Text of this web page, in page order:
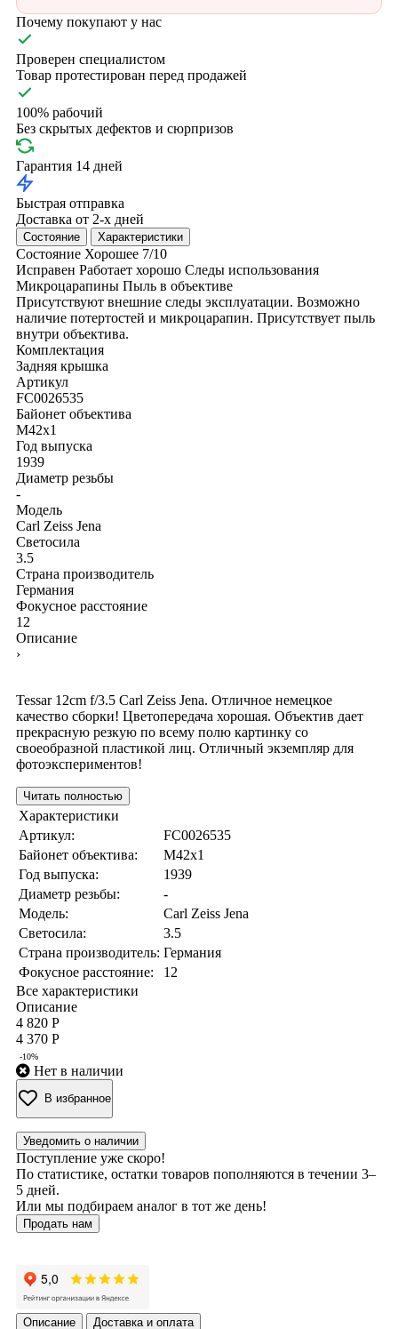
Почему покупают у нас
Проверен специалистом
Товар протестирован перед продажей
100% рабочий
Без скрытых дефектов и сюрпризов
Гарантия 14 дней
Быстрая отправка
Доставка от 2-х дней
Состояние Характеристики
Состояние Хорошее 7/10
Исправен Работает хорошо Следы использования
Микроцарапины Пыль в объективе
Присутствуют внешние следы эксплуатации. Возможно
наличие потертостей и микроцарапин. Присутствует пыль
внутри объектива.
Комплектация
Задняя крышка
Артикул
FC0026535
Байонет объектива
M42x1
Год выпуска
1939
Диаметр резьбы
-
Модель
Carl Zeiss Jena
Светосила
3.5
Страна производитель
Германия
Фокусное расстояние
12
Описание
›
Tessar 12cm f/3.5 Carl Zeiss Jena. Отличное немецкое
качество сборки! Цветопередача хорошая. Объектив дает
прекрасную резкую по всему полю картинку со
своеобразной пластикой лиц. Отличный экземпляр для
фотоэкспериментов!
Читать полностью
Характеристики
Артикул:
FC0026535
Байонет объектива:
M42x1
Год выпуска:
1939
Диаметр резьбы:
-
Модель:
Carl Zeiss Jena
Светосила:
3.5
Страна производитель: Германия
Фокусное расстояние:
12
Все характеристики
Описание
4 820 Р
4 370 Р
-10%
Нет в наличии
В избранное
Уведомить о наличии
Поступление уже скоро!
По статистике, остатки товаров пополняются в течении 3–
5 дней.
Или мы подбираем аналог в тот же день!
Продать нам
Описание Доставка и оплата